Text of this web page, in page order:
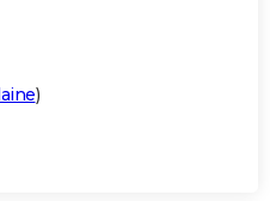
)